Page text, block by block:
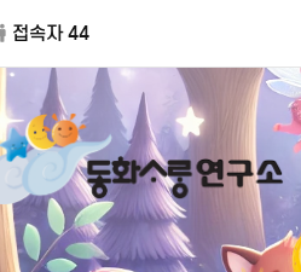
접속자 44